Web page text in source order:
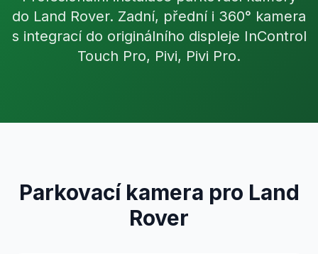
do Land Rover. Zadní, přední i 360° kamera
s integrací do originálního displeje InControl
Touch Pro, Pivi, Pivi Pro.
Parkovací kamera pro Land
Rover